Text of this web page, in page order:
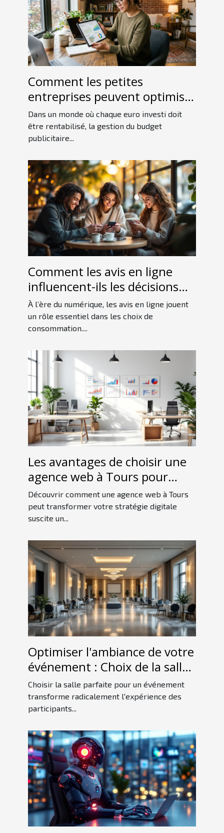
Comment les petites
entreprises peuvent optimiser
leur budget publicitaire ?
Dans un monde où chaque euro investi doit
être rentabilisé, la gestion du budget
publicitaire...
Comment les avis en ligne
influencent-ils les décisions
d'achat des consommateurs ?
À l’ère du numérique, les avis en ligne jouent
un rôle essentiel dans les choix de
consommation....
Les avantages de choisir une
agence web à Tours pour
votre stratégie digitale
Découvrir comment une agence web à Tours
peut transformer votre stratégie digitale
suscite un...
Optimiser l'ambiance de votre
événement : Choix de la salle
idéale
Choisir la salle parfaite pour un événement
transforme radicalement l'expérience des
participants...